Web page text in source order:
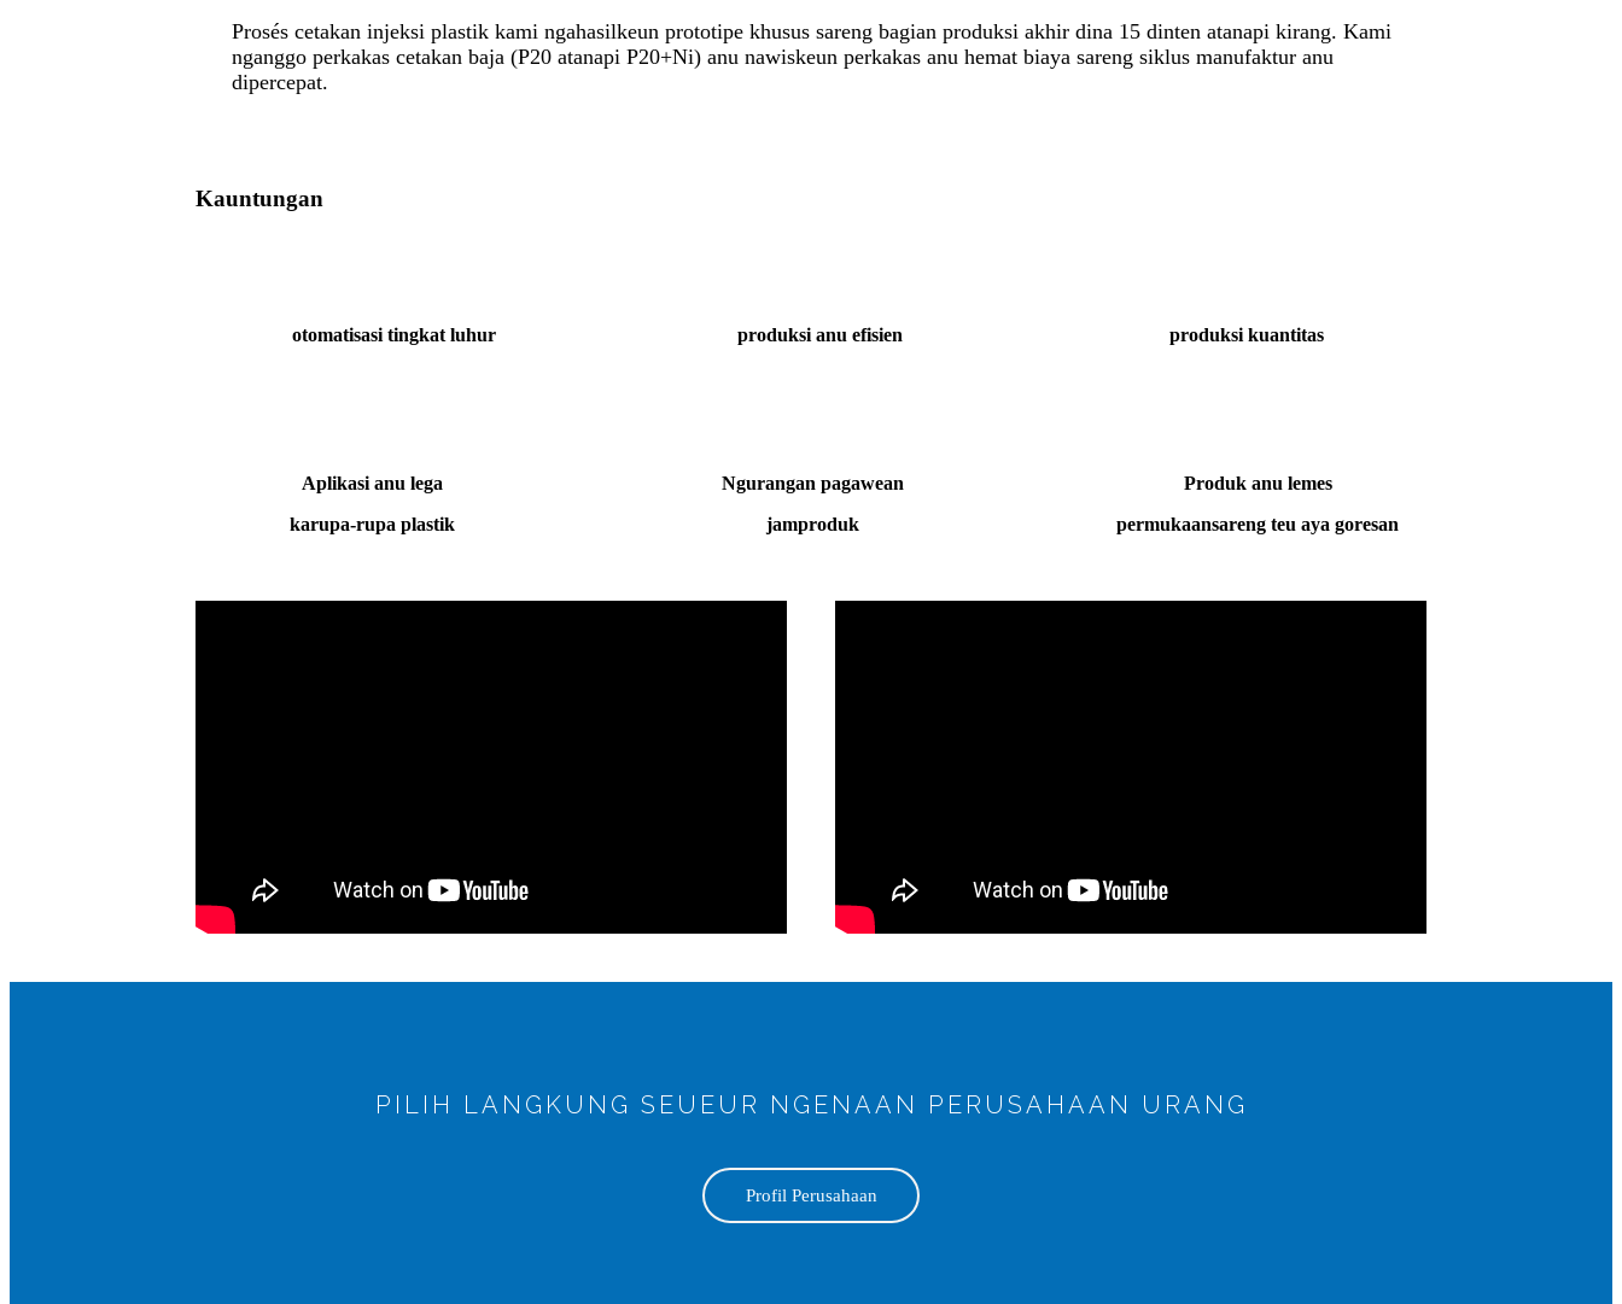
Prosés cetakan injeksi plastik kami ngahasilkeun prototipe khusus sareng bagian produksi akhir dina 15 dinten atanapi kirang. Kami
nganggo perkakas cetakan baja (P20 atanapi P20+Ni) anu nawiskeun perkakas anu hemat biaya sareng siklus manufaktur anu
dipercepat.
Kauntungan
otomatisasi tingkat luhur produksi anu efisien produksi kuantitas
Aplikasi anu lega
karupa-rupa plastik
Ngurangan pagawean
jamproduk
Produk anu lemes
permukaansareng teu aya goresan
PILIH LANGKUNG SEUEUR NGENAAN PERUSAHAAN URANG
Profil Perusahaan